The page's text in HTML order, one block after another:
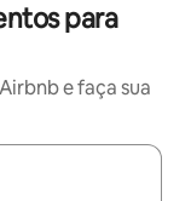
para
e faça sua
explore-os